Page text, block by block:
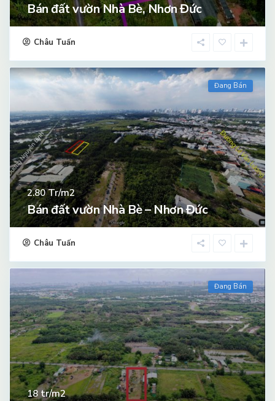
Bán đất vườn Nhà Bè, Nhơn Đức
Châu Tuấn
Đang Bán
2.80Tr/m2
Bán đất vườn Nhà Bè – Nhơn Đức
Châu Tuấn
Đang Bán
18 tr/m2